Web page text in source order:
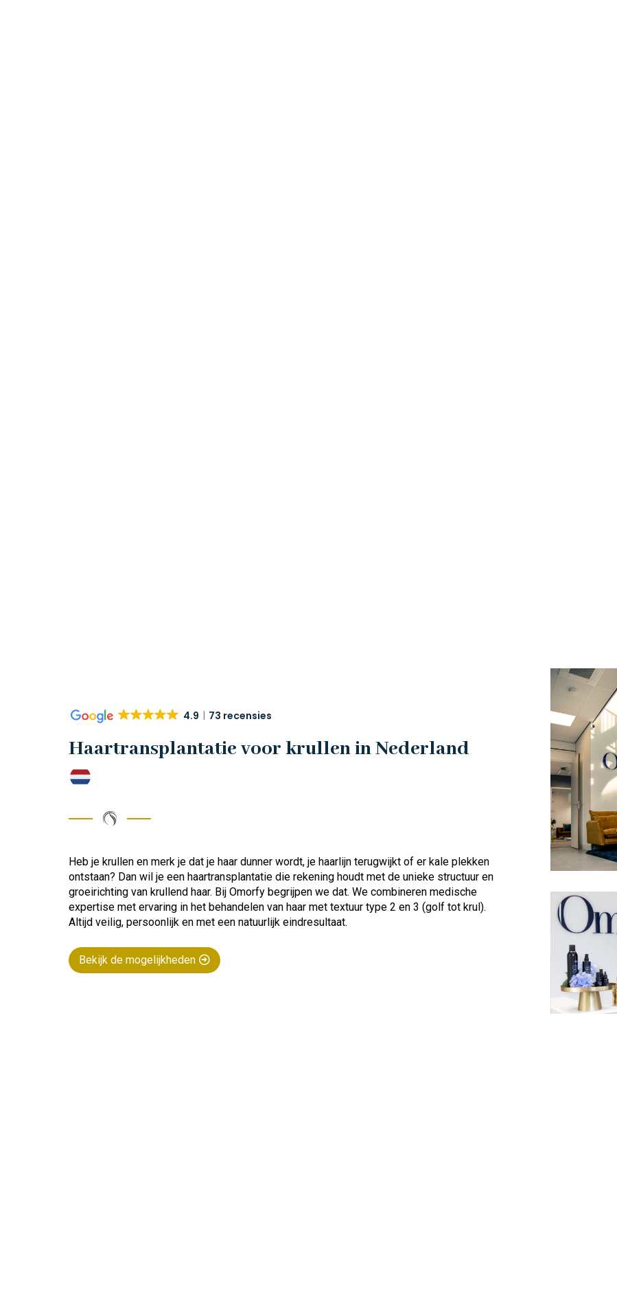
4.9 73 recensies
Haartransplantatie voor krullen in Nederland
Heb je krullen en merk je dat je haar dunner wordt, je haarlijn terugwijkt of er kale plekken
ontstaan? Dan wil je een haartransplantatie die rekening houdt met de unieke structuur en
groeirichting van krullend haar. Bij Omorfy begrijpen we dat. We combineren medische
expertise met ervaring in het behandelen van haar met textuur type 2 en 3 (golf tot krul).
Altijd veilig, persoonlijk en met een natuurlijk eindresultaat.
Bekijk de mogelijkheden